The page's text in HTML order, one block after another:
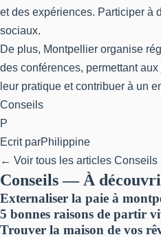
et des expériences. Participer à
sociaux.
De plus, Montpellier organise
des conférences, permettant
leur pratique et contribuer à un
Conseils
P
Ecrit parPhilippine
← Voir tous les articles Conseils
Conseils — À
Externaliser la paie à
5 bonnes raisons de partir
Trouver la maison de vos